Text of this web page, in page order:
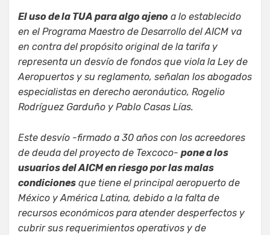
El uso de la TUA para algo ajeno a lo establecido
en el Programa Maestro de Desarrollo del AICM va
en contra del propósito original de la tarifa y
representa un desvío de fondos que viola la Ley de
Aeropuertos y su reglamento, señalan los abogados
especialistas en derecho aeronáutico, Rogelio
Rodríguez Garduño y Pablo Casas Lías.
Este desvío -firmado a 30 años con los acreedores
de deuda del proyecto de Texcoco- pone a los
usuarios del AICM en riesgo por las malas
condiciones que tiene el principal aeropuerto de
México y América Latina, debido a la falta de
recursos económicos para atender desperfectos y
cubrir sus requerimientos operativos y de